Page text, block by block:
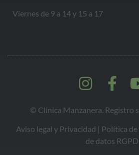
Viernes de 9 a 14 y 15 a 17
© Clínica Manzanera. Registro
Aviso legal y Privacidad | Política de
de datos RGPD